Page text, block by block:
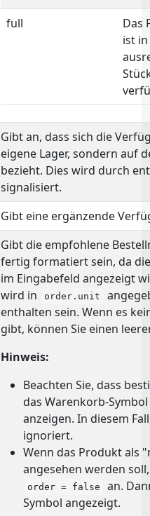
full
Das
ist in
Gibt an, dass sich die
eigene Lager, sondern auf
bezieht. Dies wird durch
signalisiert.
Gibt eine ergänzende
Gibt die empfohlene
fertig formatiert sein, da
im Eingabefeld angezeigt
wird in
order.unit
enthalten sein. Wenn es
gibt, können Sie einen
Hinweis:
Beachten Sie, dass
das Warenkorb-
anzeigen. In diesem
ignoriert.
Wenn das Produkt als
angesehen werden
order = false
an.
Symbol angezeigt.